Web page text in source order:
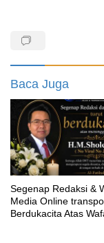
Baca Juga
Segenap Redaksi &
Media Online
Berdukacita Atas